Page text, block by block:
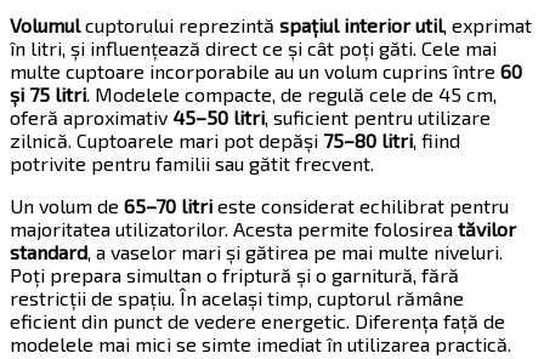
Volumulcuptorului reprezintă spațiul interior util, exprimat
în litri, și influențează direct ce și cât poți găti. Cele mai
multe cuptoare incorporabile au un volum cuprins între 60
și 75 litri. Modelele compacte, de regulă cele de 45 cm,
oferă aproximativ 45–50 litri, suficient pentru utilizare
zilnică. Cuptoarele mari pot depăși 75–80 litri, fiind
potrivite pentru familii sau gătit frecvent.
Un volum de 65–70 litri este considerat echilibrat pentru
majoritatea utilizatorilor. Acesta permite folosirea tăvilor
standard, a vaselor mari și gătirea pe mai multe niveluri.
Poți prepara simultan o friptură și o garnitură, fără
restricții de spațiu. În același timp, cuptorul rămâne
eficient din punct de vedere energetic. Diferența față de
modelele mai mici se simte imediat în utilizarea practică.